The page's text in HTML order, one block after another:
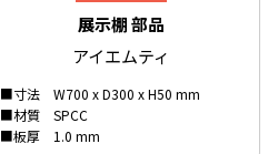
展示棚 部品
アイエムティ
■寸法 W700 x D300 x H50 mm
■材質 SPCC
■板厚 1.0 mm